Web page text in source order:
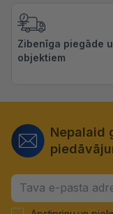
Zibenīga piegāde
objektiem
Nepalaid